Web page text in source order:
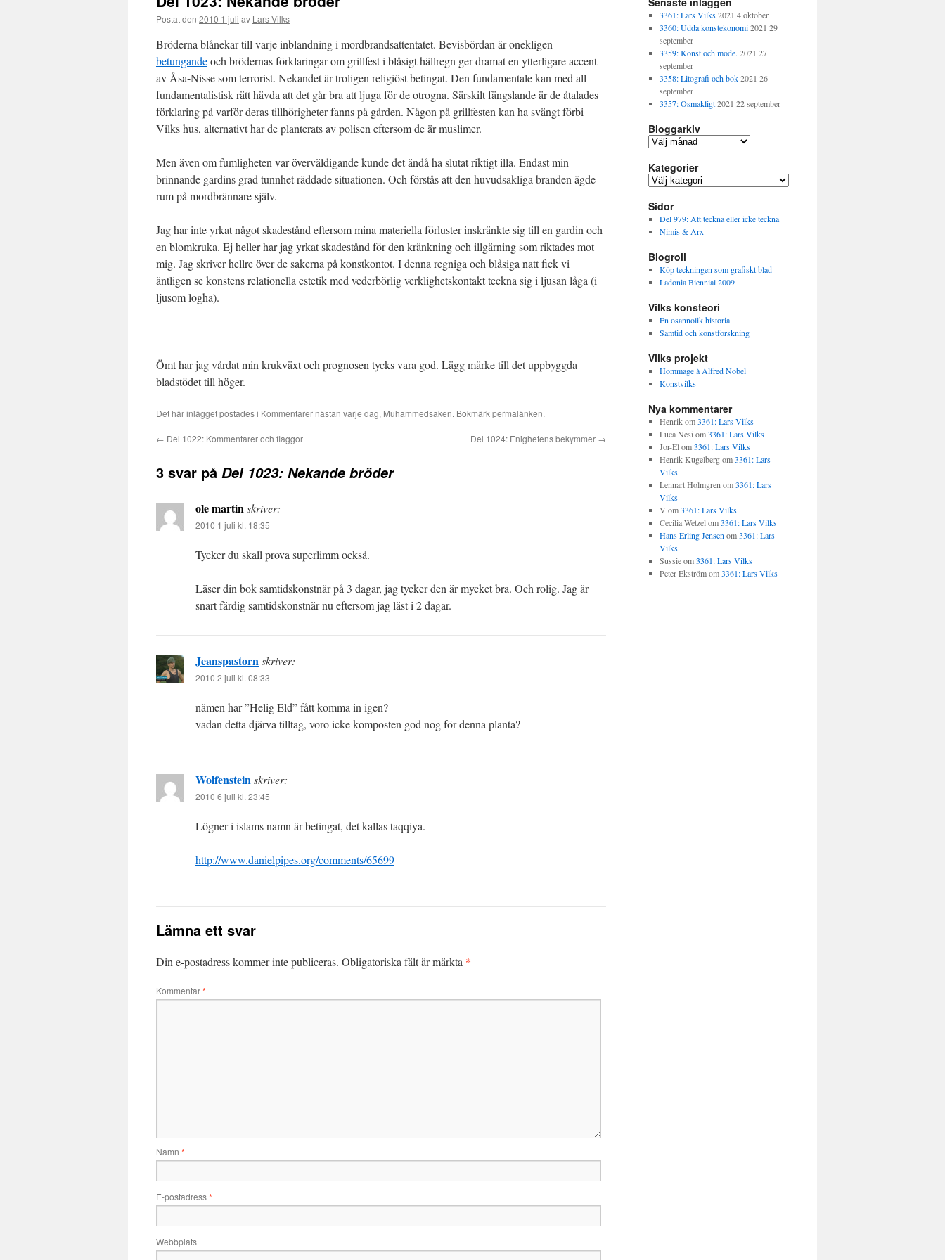
Postat den 2010 1 juli av Lars Vilks
Bröderna blånekar till varje inblandning i mordbrandsattentatet. Bevisbördan är onekligen
betungandeoch brödernas förklaringar om grillfest i blåsigt hällregn ger dramat en ytterligare accent
av Åsa-Nisse som terrorist. Nekandet är troligen religiöst betingat. Den fundamentale kan med all
fundamentalistisk rätt hävda att det går bra att ljuga för de otrogna. Särskilt fängslande är de åtalades
förklaring på varför deras tillhörigheter fanns på gården. Någon på grillfesten kan ha svängt förbi
Vilks hus, alternativt har de planterats av polisen eftersom de är muslimer.
Men även om fumligheten var överväldigande kunde det ändå ha slutat riktigt illa. Endast min
brinnande gardins grad tunnhet räddade situationen. Och förstås att den huvudsakliga branden ägde
rum på mordbrännare själv.
Jag har inte yrkat något skadestånd eftersom mina materiella förluster inskränkte sig till en gardin och
en blomkruka. Ej heller har jag yrkat skadestånd för den kränkning och illgärning som riktades mot
mig. Jag skriver hellre över de sakerna på konstkontot. I denna regniga och blåsiga natt fick vi
äntligen se konstens relationella estetik med vederbörlig verklighetskontakt teckna sig i ljusan låga (i
ljusom logha).
Ömt har jag vårdat min krukväxt och prognosen tycks vara god. Lägg märke till det uppbyggda
bladstödet till höger.
Det här inlägget postades i Kommentarer nästan varje dag, Muhammedsaken. Bokmärkpermalänken.
← Del 1022: Kommentarer och flaggor Del 1024: Enighetens bekymmer →
3 svar på Del 1023: Nekande bröder
ole martinskriver:
2010 1 juli kl. 18:35
Tycker du skall prova superlimm också.
Läser din bok samtidskonstnär på 3 dagar, jag tycker den är mycket bra. Och rolig. Jag är
snart färdig samtidskonstnär nu eftersom jag läst i 2 dagar.
Jeanspastornskriver:
2010 2 juli kl. 08:33
nämen har ”Helig Eld” fått komma in igen?
vadan detta djärva tilltag, voro icke komposten god nog för denna planta?
Wolfensteinskriver:
2010 6 juli kl. 23:45
Lögner i islams namn är betingat, det kallas taqqiya.
http://www.danielpipes.org/comments/65699
Lämna ett svar
Din e-postadress kommer inte publiceras. Obligatoriska fält är märkta *
Kommentar*
Namn *
E-postadress*
Webbplats
3361: Lars Vilks 2021 4 oktober
3360: Udda konstekonomi 2021 29
september
3359: Konst och mode. 2021 27
september
3358: Litografi och bok 2021 26
september
3357: Osmakligt 2021 22 september
Bloggarkiv
Bloggarkiv
Kategorier
Kategorier
Sidor
Del 979: Att teckna eller icke teckna
Nimis & Arx
Blogroll
Köp teckningen som grafiskt blad
Ladonia Biennial 2009
Vilks konsteori
En osannolik historia
Samtid och konstforskning
Vilks projekt
Hommage à Alfred Nobel
Konstvilks
Nya kommentarer
Henrikom3361: Lars Vilks
Luca Nesi om3361: Lars Vilks
Jor-Elom3361: Lars Vilks
Henrik Kugelbergom3361: Lars
Vilks
Lennart Holmgren om3361: Lars
Vilks
V om3361: Lars Vilks
Cecilia Wetzelom3361: Lars Vilks
Hans Erling Jensen om3361: Lars
Vilks
Sussieom3361: Lars Vilks
Peter Ekströmom3361: Lars Vilks